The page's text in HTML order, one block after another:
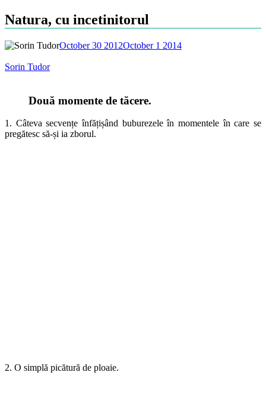
Natura, cu incetinitorul
October 30 2012October 1 2014
Sorin Tudor
Două momente de tăcere.
1. Câteva secvențe înfățișând buburezele în momentele în care se
pregătesc să-și ia zborul.
2. O simplă picătură de ploaie.